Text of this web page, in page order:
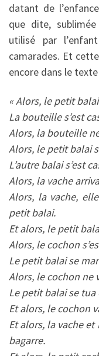
datant de
que dite,
utilisé par
camarades. Et
encore dans le
« Alors, le petit
La bouteille s’est
Alors, la bouteille
Alors, le petit balai
L’autre balai s’est
Alors, la vache
Alors, la vache,
petit balai.
Et alors, le petit
Alors, le cochon
Le petit balai se
Alors, le cochon ne
Le petit balai se tua
Et alors, le cochon
Et alors, la vache
bagarre.